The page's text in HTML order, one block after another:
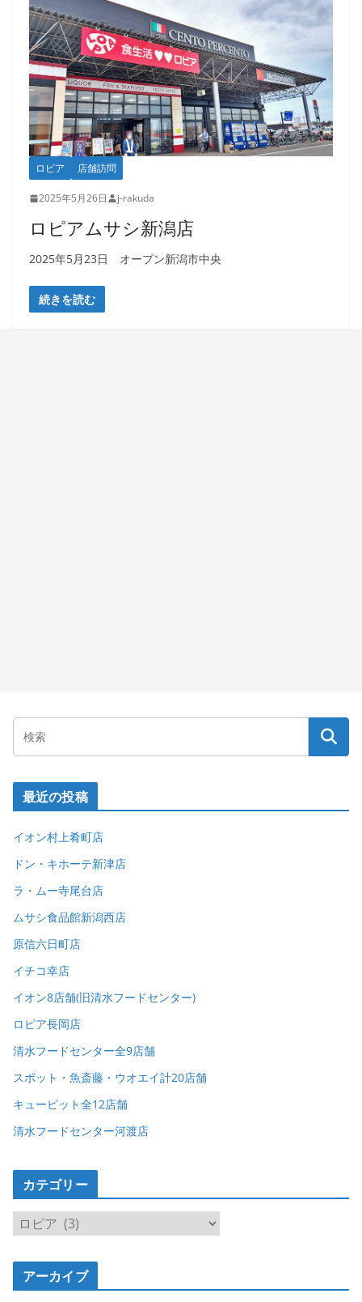
ロピア 店舗訪問
2025年5月26日 j-rakuda
ロピアムサシ新潟店
2025年5月23日 オープン新潟市中央
続きを読む
最近の投稿
イオン村上肴町店
ドン・キホーテ新津店
ラ・ムー寺尾台店
ムサシ食品館新潟西店
原信六日町店
イチコ幸店
イオン8店舗(旧清水フードセンター)
ロピア長岡店
清水フードセンター全9店舗
スポット・魚斎藤・ウオエイ計20店舗
キューピット全12店舗
清水フードセンター河渡店
カテゴリー
カ
ゴ
アーカイブ